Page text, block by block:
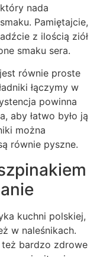
nada
Pamiętajcie,
z ilością ziół
smaku sera.
równie proste
łączymy w
powinna
aby łatwo było ją
można
równie pyszne.
kuchni polskiej,
w naleśnikach.
bardzo zdrowe